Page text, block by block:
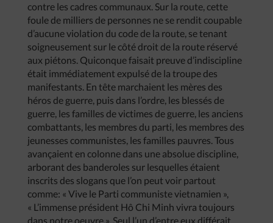
contre les cadres communaux. Sur la route, cette
foule de milliers de personnes ne se rendit coupable
d’aucune violation du code de la route, se tenant
soigneusement sur le côté droit de la route réservé
aux piétons. Quiconque faisait preuve d’indiscipline
était immédiatement expulsé de la troupe des
manifestants. En tête marchaient les mères des
héros de guerre, puis dans l’ordre, les blessés de
guerre, les familles de victimes de guerre, les anciens
combattants, les membres du parti, les membres des
jeunesses communistes, les familles pauvres. Tous
avançaient en colonne dans une absolue discipline,
arborant des banderoles sur lesquelles étaient
inscrits des slogans que l’on peut voir partout
comme: « Vive le Parti communiste vietnamien »,
« L’immense président Hô Chi Minh vivra toujours
dans notre oeuvre ». Seul l’un d’entre eux différait